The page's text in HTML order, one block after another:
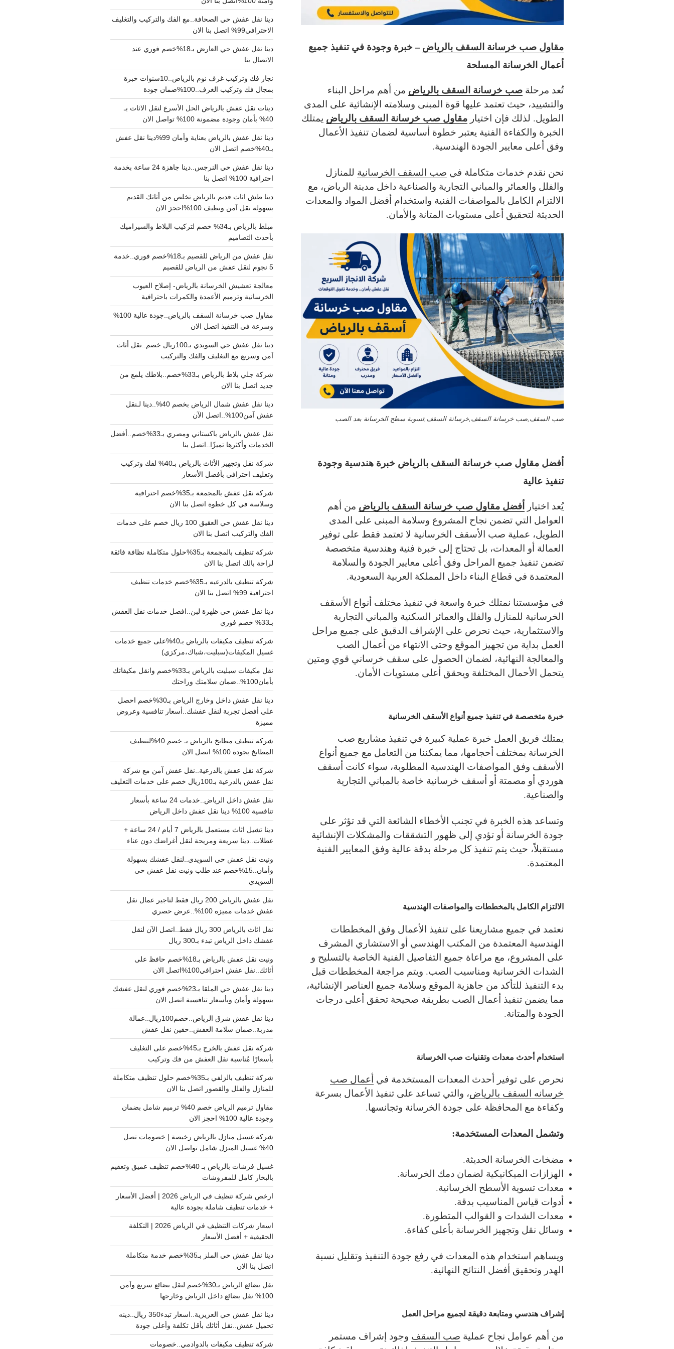
مقاول صب خرسانة السقف بالرياض– خبرة وجودة في تنفيذ جميع
أعمال الخرسانة المسلحة
تُعد مرحلة صب خرسانة السقف بالرياض من أهم مراحل البناء
والتشييد، حيث تعتمد عليها قوة المبنى وسلامته الإنشائية على المدى
الطويل. لذلك فإن اختيار مقاول صب خرسانة السقف بالرياض يمتلك
الخبرة والكفاءة الفنية يعتبر خطوة أساسية لضمان تنفيذ الأعمال
وفق أعلى معايير الجودة الهندسية.
نحن نقدم خدمات متكاملة في صب السقف الخرسانية للمنازل
والفلل والعمائر والمباني التجارية والصناعية داخل مدينة الرياض، مع
الالتزام الكامل بالمواصفات الفنية واستخدام أفضل المواد والمعدات
الحديثة لتحقيق أعلى مستويات المتانة والأمان.
صب السقف,صب خرسانة السقف,خرسانة السقف,تسوية سطح الخرسانة بعد الصب
أفضل مقاول صب خرسانة السقف بالرياض خبرة هندسية وجودة
تنفيذ عالية
يُعد اختيار أفضل مقاول صب خرسانة السقف بالرياض من أهم
العوامل التي تضمن نجاح المشروع وسلامة المبنى على المدى
الطويل، عملية صب الأسقف الخرسانية لا تعتمد فقط على توفير
العمالة أو المعدات، بل تحتاج إلى خبرة فنية وهندسية متخصصة
تضمن تنفيذ جميع المراحل وفق أعلى معايير الجودة والسلامة
المعتمدة في قطاع البناء داخل المملكة العربية السعودية.
في مؤسستنا نمتلك خبرة واسعة في تنفيذ مختلف أنواع الأسقف
الخرسانية للمنازل والفلل والعمائر السكنية والمباني التجارية
والاستثمارية، حيث نحرص على الإشراف الدقيق على جميع مراحل
العمل بداية من تجهيز الموقع وحتى الانتهاء من أعمال الصب
والمعالجة النهائية، لضمان الحصول على سقف خرساني قوي ومتين
يتحمل الأحمال المختلفة ويحقق أعلى مستويات الأمان.
خبرة متخصصة في تنفيذ جميع أنواع الأسقف الخرسانية
يمتلك فريق العمل خبرة عملية كبيرة في تنفيذ مشاريع صب
الخرسانة بمختلف أحجامها، مما يمكننا من التعامل مع جميع أنواع
الأسقف وفق المواصفات الهندسية المطلوبة، سواء كانت أسقف
هوردي أو مصمتة أو أسقف خرسانية خاصة بالمباني التجارية
والصناعية.
وتساعد هذه الخبرة في تجنب الأخطاء الشائعة التي قد تؤثر على
جودة الخرسانة أو تؤدي إلى ظهور التشققات والمشكلات الإنشائية
مستقبلاً، حيث يتم تنفيذ كل مرحلة بدقة عالية وفق المعايير الفنية
المعتمدة.
الالتزام الكامل بالمخططات والمواصفات الهندسية
نعتمد في جميع مشاريعنا على تنفيذ الأعمال وفق المخططات
الهندسية المعتمدة من المكتب الهندسي أو الاستشاري المشرف
على المشروع، مع مراعاة جميع التفاصيل الفنية الخاصة بالتسليح و
الشدات الخرسانية ومناسيب الصب. ويتم مراجعة المخططات قبل
بدء التنفيذ للتأكد من جاهزية الموقع وسلامة جميع العناصر الإنشائية،
مما يضمن تنفيذ أعمال الصب بطريقة صحيحة تحقق أعلى درجات
الجودة والمتانة.
استخدام أحدث معدات وتقنيات صب الخرسانة
نحرص على توفير أحدث المعدات المستخدمة في أعمال صب
خرسانه السقف بالرياض، والتي تساعد على تنفيذ الأعمال بسرعة
وكفاءة مع المحافظة على جودة الخرسانة وتجانسها.
وتشمل المعدات المستخدمة:
مضخات الخرسانة الحديثة.
الهزازات الميكانيكية لضمان دمك الخرسانة.
معدات تسوية الأسطح الخرسانية.
أدوات قياس المناسيب بدقة.
معدات الشدات و القوالب المتطورة.
وسائل نقل وتجهيز الخرسانة بأعلى كفاءة.
ويساهم استخدام هذه المعدات في رفع جودة التنفيذ وتقليل نسبة
الهدر وتحقيق أفضل النتائج النهائية.
إشراف هندسي ومتابعة دقيقة لجميع مراحل العمل
من أهم عوامل نجاح عملية صب السقف وجود إشراف مستمر
دينا نقل عفش حي الصحافة..مع الفك والتركيب والتغليف
الاحترافي99% اتصل بنا الان
دينا نقل عفش حي العارض بـ18%خصم فوري عند
الاتصال بنا
نجار فك وتركيب غرف نوم بالرياض..10سنوات خبرة
بمجال فك وتركيب الغرف..100%ضمان جودة
دينات نقل عفش بالرياض الحل الأسرع لنقل الاثاث بـ
40% بأمان وجودة مضمونة 100% تواصل الان
دينا نقل عفش بالرياض بعناية وأمان 99%دينا نقل عفش
بـ40%خصم اتصل الان
دينا نقل عفش حي النرجس..دينا جاهزة 24 ساعة بخدمة
احترافية 100% اتصل بنا
دينا طش اثاث قديم بالرياض تخلص من أثاثك القديم
بسهولة نقل آمن ونظيف 100%احجز الان
مبلط بالرياض بـ34% خصم لتركيب البلاط والسيراميك
بأحدث التصاميم
نقل عفش من الرياض للقصيم بـ18%خصم فوري..خدمة
5 نجوم لنقل عفش من الرياض للقصيم
معالجة تعشيش الخرسانة بالرياض- إصلاح العيوب
الخرسانية وترميم الأعمدة والكمرات باحترافية
مقاول صب خرسانة السقف بالرياض..جودة عالية 100%
وسرعة في التنفيذ اتصل الان
دينا نقل عفش حي السويدي بـ100ريال خصم..نقل أثاث
آمن وسريع مع التغليف والفك والتركيب
شركة جلي بلاط بالرياض بـ33%خصم..بلاطك يلمع من
جديد اتصل بنا الان
دينا نقل عفش شمال الرياض بخصم 40%..دينا لـنقل
عفش آمن100%..اتصل الآن
نقل عفش بالرياض باكستاني ومصري بـ33%خصم..أفضل
الخدمات وأكثرها تميزًا..اتصل بنا
شركة نقل وتجهيز الأثاث بالرياض بـ40% لفك وتركيب
وتغليف احترافي بأفضل الأسعار
شركة نقل عفش بالمجمعة بـ35%خصم احترافية
وسلاسة في كل خطوة اتصل بنا الان
دينا نقل عفش حي العقيق 100 ريال خصم على خدمات
الفك والتركيب اتصل بنا الان
شركة تنظيف بالمجمعة بـ35%حلول متكاملة نظافة فائقة
لراحة بالك اتصل بنا الان
شركة تنظيف بالدرعيه بـ35%خصم خدمات تنظيف
احترافية 99% اتصل بنا الان
دينا نقل عفش حي ظهرة لبن..افضل خدمات نقل العفش
بـ33% خصم فوري
شركة تنظيف مكيفات بالرياض بـ40%على جميع خدمات
غسيل المكيفات(سبليت،شباك،مركزي)
نقل مكيفات سبليت بالرياض بـ33%خصم وانقل مكيفاتك
بأمان100%..ضمان سلامتك وراحتك
دينا نقل عفش داخل وخارج الرياض بـ30%خصم احصل
على أفضل تجربة لنقل عفشك..أسعار تنافسية وعروض
مميزة
شركة تنظيف مطابخ بالرياض بـ خصم 40%لتنظيف
المطابخ بجودة 100% اتصل الان
شركة نقل عفش بالدرعية..نقل عفش آمن مع شركة
نقل عفش بالدرعية بـ100ريال خصم على خدمات التغليف
نقل عفش داخل الرياض..خدمات 24 ساعة بأسعار
تنافسية 100% دينا نقل عفش داخل الرياض
دينا تشيل اثاث مستعمل بالرياض 7 أيام / 24 ساعة +
عطلات..دينا سريعة ومريحة لنقل أغراضك دون عناء
ونيت نقل عفش حي السويدي..لنقل عفشك بسهولة
وأمان..15%خصم عند طلب ونيت نقل عفش حي
السويدي
نقل عفش بالرياض 200 ريال فقط لتاجير عمال نقل
عفش خدمات مميزه 100%..عرض حصري
نقل اثاث بالرياض 300 ريال فقط..اتصل الآن لنقل
عفشك داخل الرياض تبدء بـ300 ريال
ونيت نقل عفش بالرياض بـ18%خصم حافظ على
أثاثك..نقل عفش احترافي100%اتصل الان
دينا نقل عفش حي الملقا بـ23%خصم فوري لنقل عفشك
بسهولة وأمان وبأسعار تنافسية اتصل الان
دينا نقل عفش شرق الرياض..خصم100ريال..عمالة
مدربة..ضمان سلامة العفش..حقين نقل عفش
شركة نقل عفش بالخرج بـ45%خصم على التغليف
بأسعارًا مُناسبة نقل العفش من فك وتركيب
شركة تنظيف بالزلفي بـ35%خصم حلول تنظيف متكاملة
للمنازل والفلل والقصور اتصل بنا الان
مقاول ترميم الرياض خصم 40% ترميم شامل بضمان
وجودة عالية 100% احجز الان
شركة غسيل منازل بالرياض رخيصة | خصومات تصل
40% غسيل المنزل شامل تواصل الان
غسيل فرشات بالرياض بـ 40%خصم تنظيف عميق وتعقيم
بالبخار كامل للمفروشات
ارخص شركة تنظيف في الرياض 2026 | أفضل الأسعار
+ خدمات تنظيف شاملة بجودة عالية
اسعار شركات التنظيف في الرياض 2026 | التكلفة
الحقيقية + أفضل الأسعار
دينا نقل عفش حي الملز بـ35%خصم خدمة متكاملة
اتصل بنا الان
نقل بضائع الرياض بـ30%خصم لنقل بضائع سريع وآمن
100% نقل بضائع داخل الرياض وخارجها
دينا نقل عفش حي العزيزية..اسعار تبدء350 ريال..دينه
تحميل عفش..نقل أثاثك بأقل تكلفة وأعلى جودة
شركة تنظيف مكيفات بالدوادمي..خصومات